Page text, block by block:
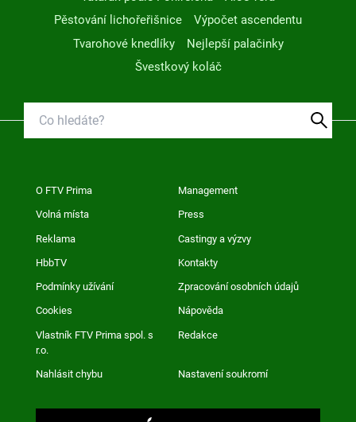
Pěstování lichořeřišnice
Výpočet ascendentu
Tvarohové knedlíky
Nejlepší palačinky
Švestkový koláč
O FTV Prima Management
Volná místa Press
Reklama Castingy a výzvy
HbbTV Kontakty
Podmínky užívání Zpracování osobních údajů
Cookies Nápověda
Vlastník FTV Prima spol. s
r.o.
Redakce
Nahlásit chybu Nastavení soukromí